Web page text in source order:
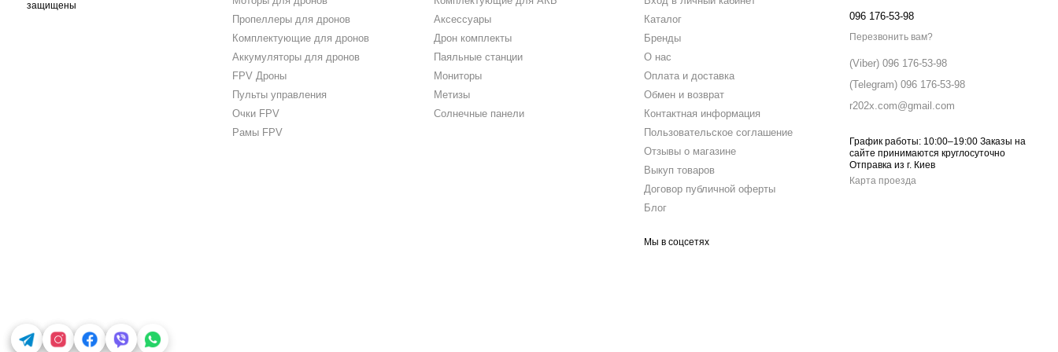
защищены
Пропеллеры для дронов
Комплектующие для дронов
Аккумуляторы для дронов
FPV Дроны
Пульты управления
Очки FPV
Рамы FPV
Аксессуары
Дрон комплекты
Паяльные станции
Мониторы
Метизы
Солнечные панели
Каталог
Бренды
О нас
Оплата и доставка
Обмен и возврат
Контактная информация
Пользовательское соглашение
Отзывы о магазине
Выкуп товаров
Договор публичной оферты
Блог
Мы в соцсетях
096 176-53-98
Перезвонить вам?
(Viber) 096 176-53-98
(Telegram) 096 176-53-98
r202x.com@gmail.com
График работы: 10:00–19:00 Заказы на
сайте принимаются круглосуточно
Отправка из г. Киев
Карта проезда